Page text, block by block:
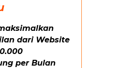
dari Website
per Bulan